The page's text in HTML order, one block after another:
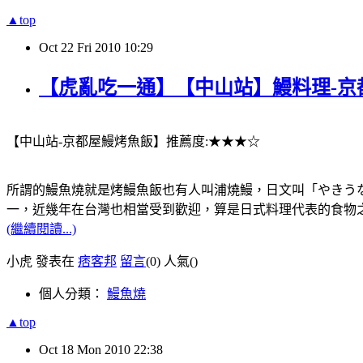
▲top
Oct 22 Fri 2010 10:29
【虎亂吃一通】【中山站】鰻料理-京
【中山站-京都屋鰻烤魚飯】推薦度:★★★☆
所謂的鰻魚燒就是烤鰻魚飯也有人叫浦燒鰻，日文叫「やき
一，近幾年在台灣也相當受到歡迎，算是日式料理代表的食物
(繼續閱讀...)
小虎 發表在 痞客邦 留言(0) 人氣()
個人分類： 鰻魚燒
▲top
Oct 18 Mon 2010 22:38